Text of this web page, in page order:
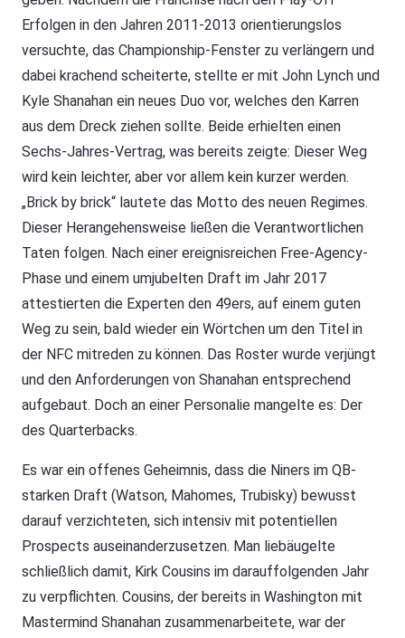
Erfolgen in den Jahren 2011-2013 orientierungslos
versuchte, das Championship-Fenster zu verlängern und
dabei krachend scheiterte, stellte er mit John Lynch und
Kyle Shanahan ein neues Duo vor, welches den Karren
aus dem Dreck ziehen sollte. Beide erhielten einen
Sechs-Jahres-Vertrag, was bereits zeigte: Dieser Weg
wird kein leichter, aber vor allem kein kurzer werden.
„Brick by brick“ lautete das Motto des neuen Regimes.
Dieser Herangehensweise ließen die Verantwortlichen
Taten folgen. Nach einer ereignisreichen Free-Agency-
Phase und einem umjubelten Draft im Jahr 2017
attestierten die Experten den 49ers, auf einem guten
Weg zu sein, bald wieder ein Wörtchen um den Titel in
der NFC mitreden zu können. Das Roster wurde verjüngt
und den Anforderungen von Shanahan entsprechend
aufgebaut. Doch an einer Personalie mangelte es: Der
des Quarterbacks.
Es war ein offenes Geheimnis, dass die Niners im QB-
starken Draft (Watson, Mahomes, Trubisky) bewusst
darauf verzichteten, sich intensiv mit potentiellen
Prospects auseinanderzusetzen. Man liebäugelte
schließlich damit, Kirk Cousins im darauffolgenden Jahr
zu verpflichten. Cousins, der bereits in Washington mit
Mastermind Shanahan zusammenarbeitete, war der